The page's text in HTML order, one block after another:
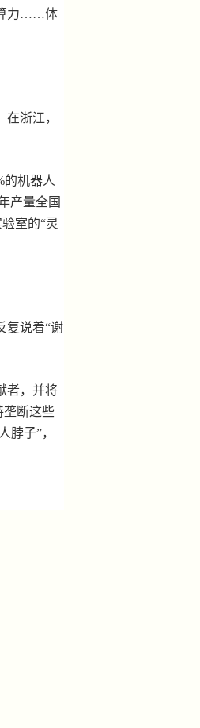
算力……体
浙江，
机器人
产量全国
室的“灵
复说着“谢
者，并将
垄断这些
子”，